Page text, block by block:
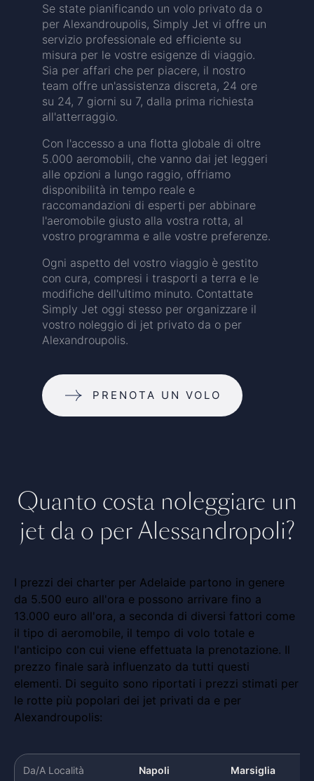
Se state pianificando un volo privato da o
per Alexandroupolis, Simply Jet vi offre un
servizio professionale ed efficiente su
misura per le vostre esigenze di viaggio.
Sia per affari che per piacere, il nostro
team offre un'assistenza discreta, 24 ore
su 24, 7 giorni su 7, dalla prima richiesta
all'atterraggio.
Con l'accesso a una flotta globale di oltre
5.000 aeromobili, che vanno dai jet leggeri
alle opzioni a lungo raggio, offriamo
disponibilità in tempo reale e
raccomandazioni di esperti per abbinare
l'aeromobile giusto alla vostra rotta, al
vostro programma e alle vostre preferenze.
Ogni aspetto del vostro viaggio è gestito
con cura, compresi i trasporti a terra e le
modifiche dell'ultimo minuto. Contattate
Simply Jet oggi stesso per organizzare il
vostro noleggio di jet privato da o per
Alexandroupolis.
PRENOTA UN VOLO
Quanto costa noleggiare un
jet da o per Alessandropoli?
I prezzi dei charter per Adelaide partono in genere
da 5.500 euro all'ora e possono arrivare fino a
13.000 euro all'ora, a seconda di diversi fattori come
il tipo di aeromobile, il tempo di volo totale e
l'anticipo con cui viene effettuata la prenotazione. Il
prezzo finale sarà influenzato da tutti questi
elementi. Di seguito sono riportati i prezzi stimati per
le rotte più popolari dei jet privati da e per
Alexandroupolis:
Da/A Località Napoli Marsiglia